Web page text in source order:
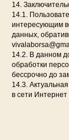
14.
14.1.
интересующим
данных,
14.2. В данном
обработки
бессрочно до
14.3.
в сети